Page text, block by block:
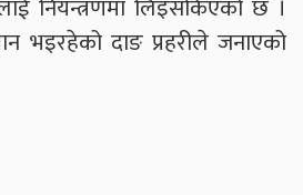
नियन्त्रणमा लिइसकिएको छ ।
भइरहेको दाङ प्रहरीले जनाएको